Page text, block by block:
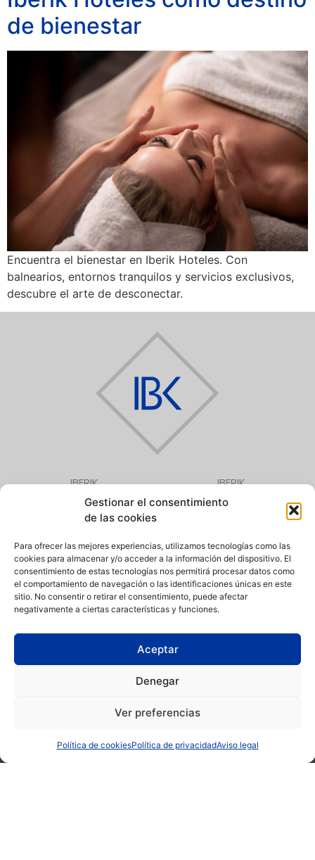
Gestionar el consentimiento
de las cookies
Para ofrecer las mejores experiencias, utilizamos tecnologías como las
cookies para almacenar y/o acceder a la información del dispositivo. El
consentimiento de estas tecnologías nos permitirá procesar datos como
el comportamiento de navegación o las identificaciones únicas en este
sitio. No consentir o retirar el consentimiento, puede afectar
negativamente a ciertas características y funciones.
Aceptar
Denegar
Ver preferencias
Política de cookiesPolítica de privacidadAviso legal
de bienestar
Encuentra el bienestar en Iberik Hoteles. Con
balnearios, entornos tranquilos y servicios exclusivos,
descubre el arte de desconectar.
IBERIK
BALNEARIO & GOLF ****
Pantón (Lugo)
IBERIK
DE GUITIRIZ ****
IBERIK
ROCALLAURA
BALNEARI ****
973 330 632
IBERIK
SANTO DOMINGO
PLAZA HOTEL ****
985 207 880
QUIÉNES SOMOS